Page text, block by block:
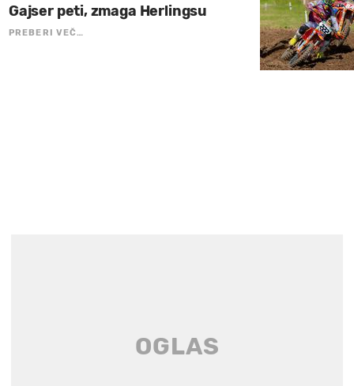
Gajser peti, zmaga Herlingsu
PREBERI VEČ…